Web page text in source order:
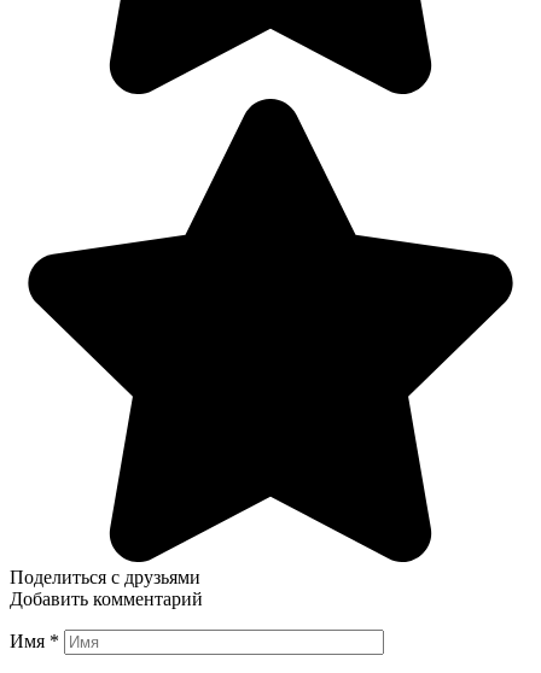
Поделиться с друзьями
Добавить комментарий
Имя *